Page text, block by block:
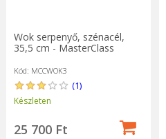
Wok serpenyő, szénacél,
35,5 cm - MasterClass
Kód: MCCWOK3
(1)
Készleten
25 700 Ft